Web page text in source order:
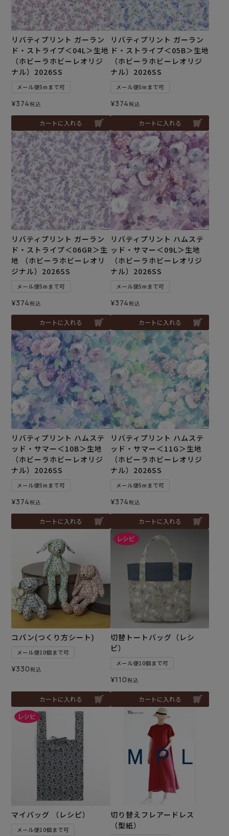
リバティプリント ガーラン
ド・ストライプ＜04L＞生地
（ホビーラホビーレオリジ
ナル）2026SS
メール便5mまで可
¥374税込
カートに入れる
リバティプリント ガーラン
ド・ストライプ＜05B＞生地
（ホビーラホビーレオリジ
ナル）2026SS
メール便5mまで可
¥374税込
カートに入れる
リバティプリント ガーラン
ド・ストライプ＜06GR＞生
地 （ホビーラホビーレオリ
ジナル）2026SS
メール便5mまで可
¥374税込
カートに入れる
リバティプリント ハムステ
ッド・サマー＜09L＞生地
（ホビーラホビーレオリジ
ナル）2026SS
メール便5mまで可
¥374税込
カートに入れる
リバティプリント ハムステ
ッド・サマー＜10B＞生地
（ホビーラホビーレオリジ
ナル）2026SS
メール便5mまで可
¥374税込
カートに入れる
リバティプリント ハムステ
ッド・サマー＜11G＞生地
（ホビーラホビーレオリジ
ナル）2026SS
メール便5mまで可
¥374税込
カートに入れる
コパン(つくり方シート)
メール便10個まで可
¥330税込
カートに入れる
切替トートバッグ（レシ
ピ）
メール便10個まで可
¥110税込
カートに入れる
マイバッグ （レシピ）
メール便10個まで可
切り替えフレアードレス
（型紙）